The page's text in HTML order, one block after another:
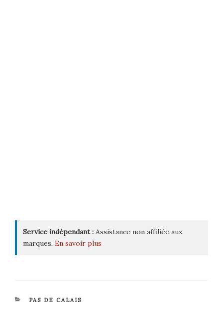
Service indépendant : Assistance non affiliée aux
marques. En savoir plus
CATÉGORIES
PAS DE CALAIS